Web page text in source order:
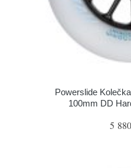
Powerslide
100mm DD
5